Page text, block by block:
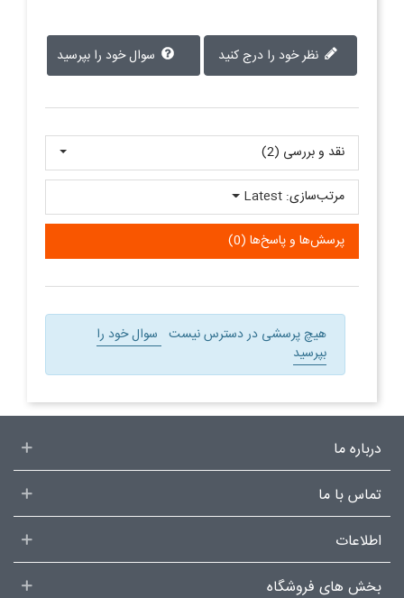
سوال خود را بپرسید
نقد و بررسی‌‌ (2)
پرسش‌ها و پاسخ‌ها (0)
مرتب‌سازی: Latest
هیچ پرسشی در دسترس نیست سوال خود را
بپرسید
درباره ما
تماس با ما
اطلاعات
بخش های فروشگاه